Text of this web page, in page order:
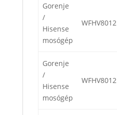
Gorenje
/
Hisense
mosógép
WFHV8012
Gorenje
/
Hisense
mosógép
WFHV8012